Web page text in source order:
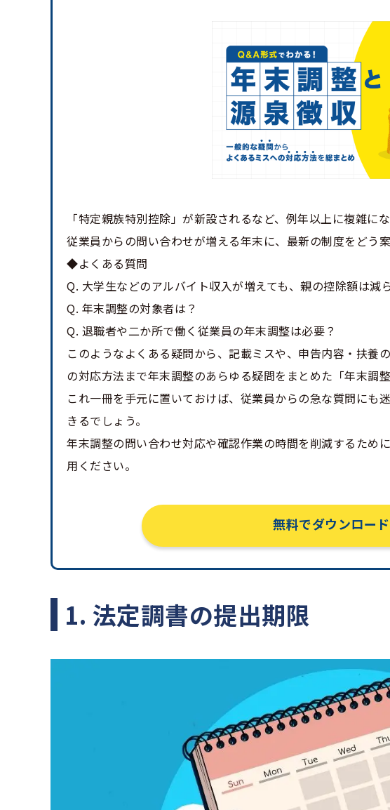
「特定親族特別控除」が新設されるなど、例年以上に複雑に
従業員からの問い合わせが増える年末に、最新の制度をどう
◆よくある質問
Q. 大学生などのアルバイト収入が増えても、親の控除額は減
Q. 年末調整の対象者は？
Q. 退職者や二か所で働く従業員の年末調整は必要？
このようなよくある疑問から、記載ミスや、申告内容・扶養
の対応方法まで年末調整のあらゆる疑問をまとめた「年末調
これ一冊を手元に置いておけば、従業員からの急な質問にも
きるでしょう。
年末調整の問い合わせ対応や確認作業の時間を削減するため
用ください。
無料でダウンロー
1. 法定調書の提出期限